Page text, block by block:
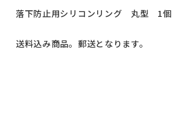
落下防止用シリコンリング 丸型 1個
送料込み商品。郵送となります。